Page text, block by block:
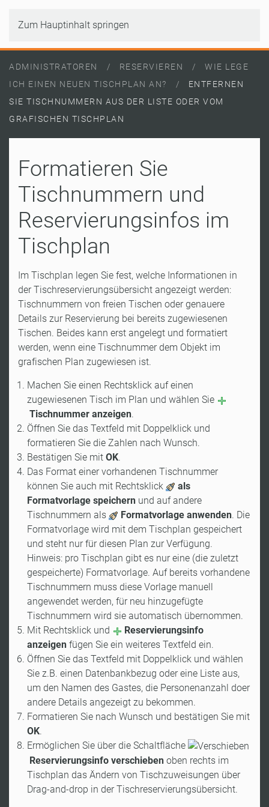
Zum Hauptinhalt springen
ADMINISTRATOREN RESERVIEREN
WIE LEGE
ICH EINEN NEUEN TISCHPLAN AN?
ENTFERNEN
SIE TISCHNUMMERN AUS DER LISTE ODER VOM
GRAFISCHEN TISCHPLAN
Formatieren Sie
Tischnummern und
Reservierungsinfos im
Tischplan
Im Tischplan legen Sie fest, welche Informationen in
der Tischreservierungsübersicht angezeigt werden:
Tischnummern von freien Tischen oder genauere
Details zur Reservierung bei bereits zugewiesenen
Tischen. Beides kann erst angelegt und formatiert
werden, wenn eine Tischnummer dem Objekt im
grafischen Plan zugewiesen ist.
Machen Sie einen Rechtsklick auf einen
zugewiesenen Tisch im Plan und wählen Sie
Tischnummer anzeigen.
Öffnen Sie das Textfeld mit Doppelklick und
formatieren Sie die Zahlen nach Wunsch.
Bestätigen Sie mit OK.
Das Format einer vorhandenen Tischnummer
können Sie auch mit Rechtsklick
als
Formatvorlage speichern und auf andere
Tischnummern als
Formatvorlage anwenden. Die
Formatvorlage wird mit dem Tischplan gespeichert
und steht nur für diesen Plan zur Verfügung.
Hinweis: pro Tischplan gibt es nur eine (die zuletzt
gespeicherte) Formatvorlage. Auf bereits vorhandene
Tischnummern muss diese Vorlage manuell
angewendet werden, für neu hinzugefügte
Tischnummern wird sie automatisch übernommen.
Mit Rechtsklick und
Reservierungsinfo
anzeigen fügen Sie ein weiteres Textfeld ein.
Öffnen Sie das Textfeld mit Doppelklick und wählen
Sie z.B. einen Datenbankbezug oder eine Liste aus,
um den Namen des Gastes, die Personenanzahl doer
andere Details angezeigt zu bekommen.
Formatieren Sie nach Wunsch und bestätigen Sie mit
OK.
Ermöglichen Sie über die Schaltfläche
Reservierungsinfo verschieben oben rechts im
Tischplan das Ändern von Tischzuweisungen über
Drag-and-drop in der Tischreservierungsübersicht.